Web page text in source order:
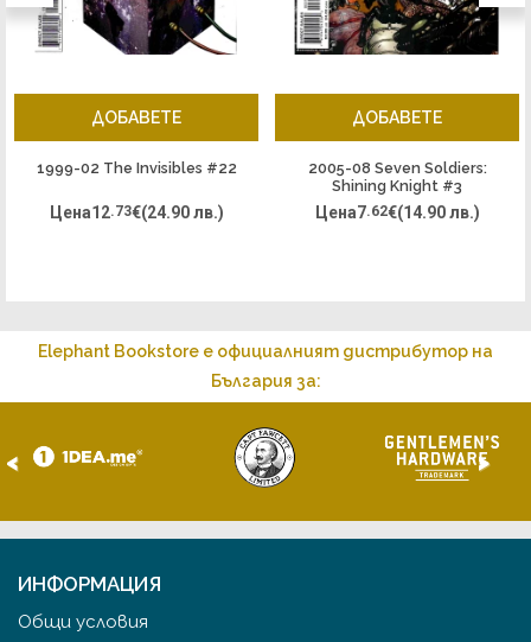
ДОБАВЕТЕ
1999-02 The Invisibles #22
Цена12.73€(24.90 лв.)
ДОБАВЕТЕ
2005-08 Seven Soldiers:
Shining Knight #3
Цена7.62€(14.90 лв.)
Elephant Bookstore е официалният дистрибутор на
България за:
< >
ИНФОРМАЦИЯ
Общи условия